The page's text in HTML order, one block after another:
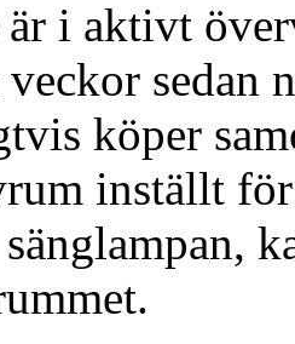
i aktivt
sedan
köper
inställt